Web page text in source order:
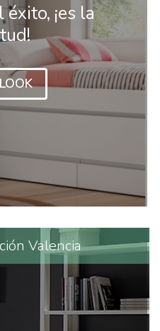
¡es la
Valencia